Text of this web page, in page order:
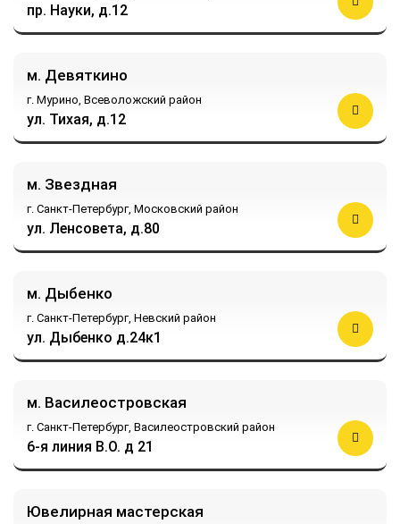
пр. Науки, д.12
м. Девяткино
г. Мурино, Всеволожский район
ул. Тихая, д.12
м. Звездная
г. Санкт-Петербург, Московский район
ул. Ленсовета, д.80
м. Дыбенко
г. Санкт-Петербург, Невский район
ул. Дыбенко д.24к1
м. Василеостровская
г. Санкт-Петербург, Василеостровский район
6-я линия В.О. д 21
Ювелирная мастерская